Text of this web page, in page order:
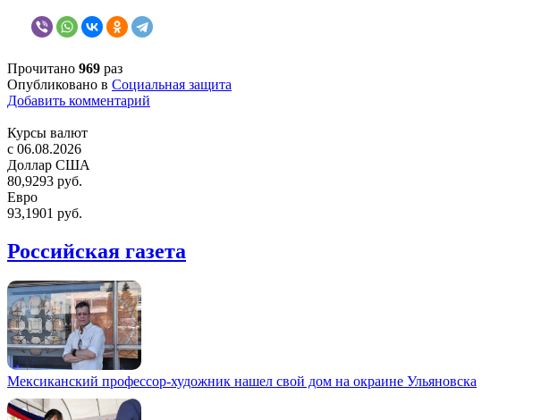
Прочитано 969 раз
Опубликовано в Социальная защита
Добавить комментарий
Курсы валют
c 06.08.2026
Доллар США
80,9293 руб.
Евро
93,1901 руб.
Российская газета
Мексиканский профессор-художник нашел свой дом на окраине Ульяновска